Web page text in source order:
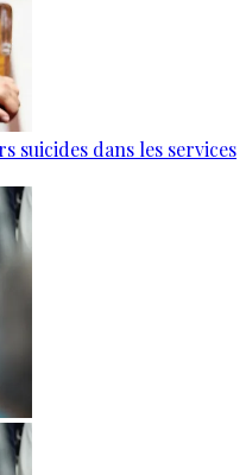
suicides dans les services